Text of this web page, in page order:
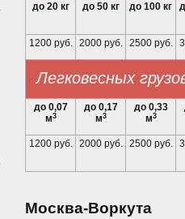
до 20 кг до 50 кг до 100 кг
1200 руб. 2000 руб. 2500 руб.
Легковесных
до 0,07
м3
до 0,17
м3
до 0,33
м3
1200 руб. 2000 руб. 2500 руб.
Москва-Воркута